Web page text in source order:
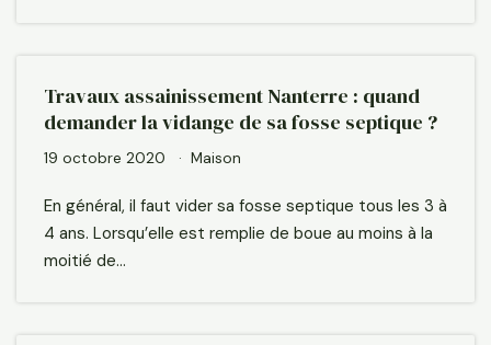
Travaux assainissement Nanterre : quand
demander la vidange de sa fosse septique ?
19 octobre 2020 Maison
En général, il faut vider sa fosse septique tous les 3 à
4 ans. Lorsqu’elle est remplie de boue au moins à la
moitié de…